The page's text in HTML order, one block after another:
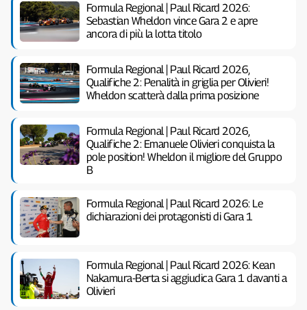
Formula Regional | Paul Ricard 2026:
Sebastian Wheldon vince Gara 2 e apre
ancora di più la lotta titolo
Formula Regional | Paul Ricard 2026,
Qualifiche 2: Penalità in griglia per Olivieri!
Wheldon scatterà dalla prima posizione
Formula Regional | Paul Ricard 2026,
Qualifiche 2: Emanuele Olivieri conquista la
pole position! Wheldon il migliore del Gruppo
B
Formula Regional | Paul Ricard 2026: Le
dichiarazioni dei protagonisti di Gara 1
Formula Regional | Paul Ricard 2026: Kean
Nakamura-Berta si aggiudica Gara 1 davanti a
Olivieri